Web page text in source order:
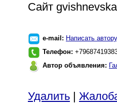
Сайт
e-mail: Написать автору
Телефон:
Автор объявления:
Удалить |